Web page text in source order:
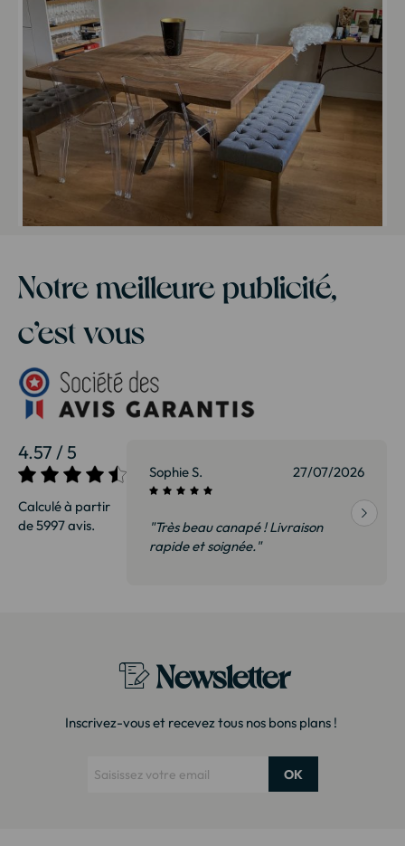
Notre meilleure publicité,
c’est vous
4.57 / 5
Calculé à partir
de 5997 avis.
27/07/2026 Sophie S. 27/07/2026
"Très beau canapé ! Livraison
rapide et soignée."
Newsletter
Inscrivez-vous et recevez tous nos bons plans !
OK